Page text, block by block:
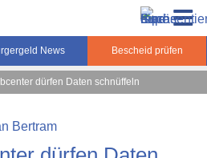
Rente, Pflege und
rund um das Sozialrecht,
News Bescheid prüfen
dürfen Daten schnüffeln
Bertram